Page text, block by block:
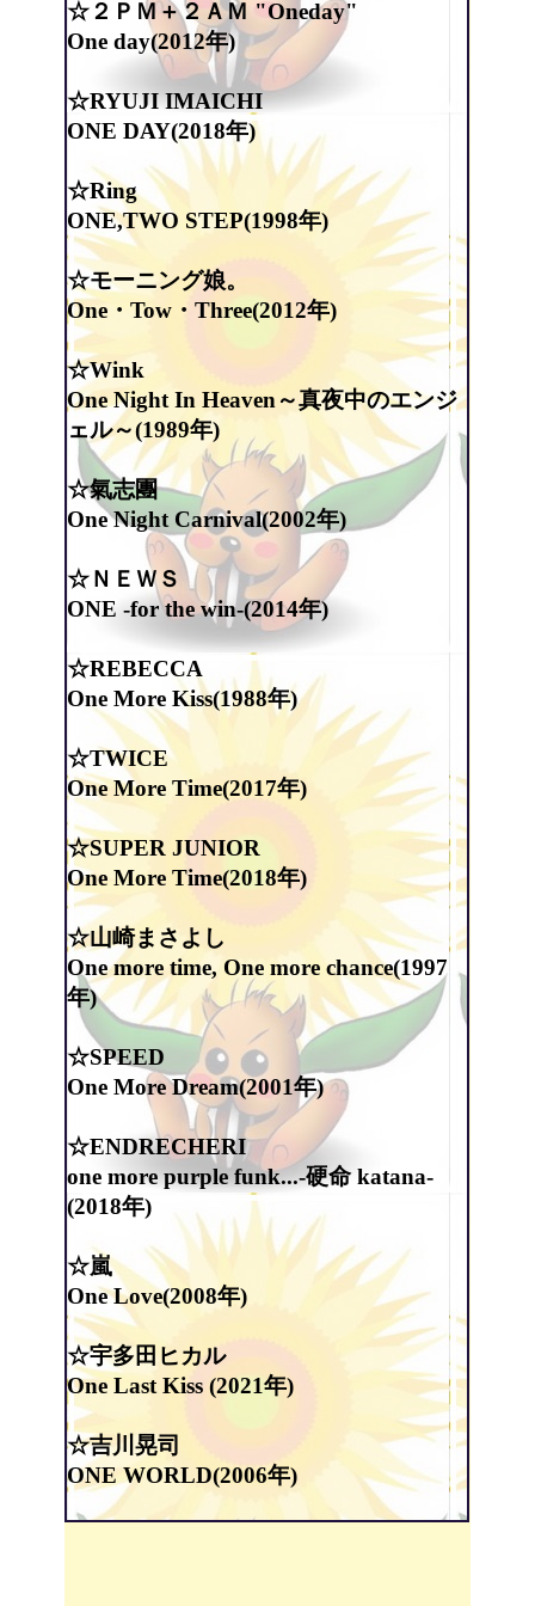
☆２ＰＭ＋２ＡＭ "Oneday"
One day(2012年)
☆RYUJI IMAICHI
ONE DAY(2018年)
☆Ring
ONE,TWO STEP(1998年)
☆モーニング娘。
One・Tow・Three(2012年)
☆Wink
One Night In Heaven～真夜中のエンジ
ェル～(1989年)
☆氣志團
One Night Carnival(2002年)
☆ＮＥＷＳ
ONE -for the win-(2014年)
☆REBECCA
One More Kiss(1988年)
☆TWICE
One More Time(2017年)
☆SUPER JUNIOR
One More Time(2018年)
☆山崎まさよし
One more time, One more chance(1997
年)
☆SPEED
One More Dream(2001年)
☆ENDRECHERI
one more purple funk...-硬命 katana-
(2018年)
☆嵐
One Love(2008年)
☆宇多田ヒカル
One Last Kiss (2021年)
☆吉川晃司
ONE WORLD(2006年)